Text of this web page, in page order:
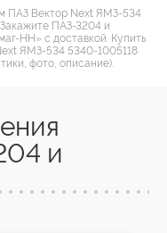
ПАЗ Вектор Next ЯМЗ-534
ПАЗ-3204 и
НН» с доставкой. Купить
ЯМЗ-534 5340-1005118
фото, описание).
и